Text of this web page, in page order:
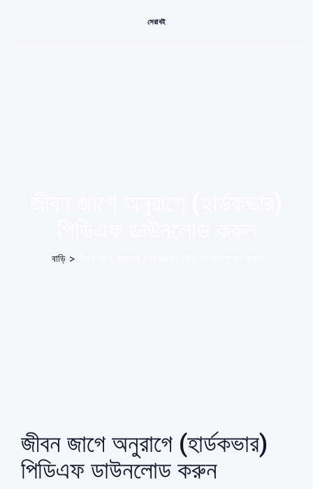
সেরা বই
বাড়ি>
জীবন জাগে অনুরাগে (হার্ডকভার)
পিডিএফ ডাউনলোড করুন